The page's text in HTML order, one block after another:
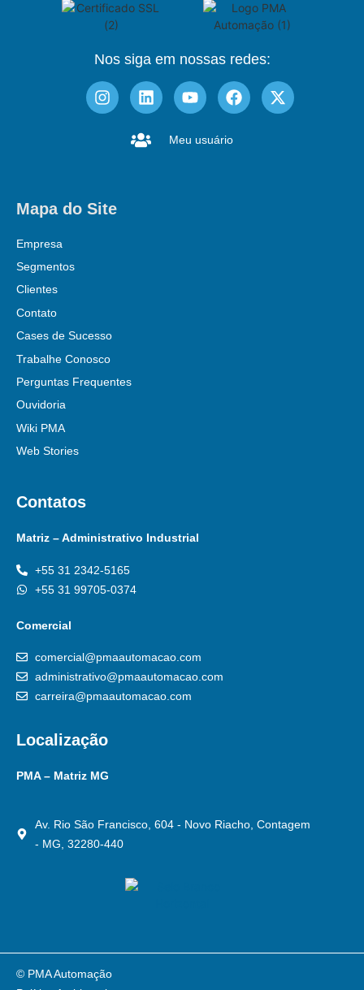
Nos siga em nossas redes:
Meu usuário
Mapa do Site
Empresa
Segmentos
Clientes
Contato
Cases de Sucesso
Trabalhe Conosco
Perguntas Frequentes
Ouvidoria
Wiki PMA
Web Stories
Contatos
Matriz – Administrativo Industrial
+55 31 2342-5165
+55 31 99705-0374
Comercial
comercial@pmaautomacao.com
administrativo@pmaautomacao.com
carreira@pmaautomacao.com
Localização
PMA – Matriz MG
Av. Rio São Francisco, 604 - Novo Riacho, Contagem
- MG, 32280-440
© PMA Automação